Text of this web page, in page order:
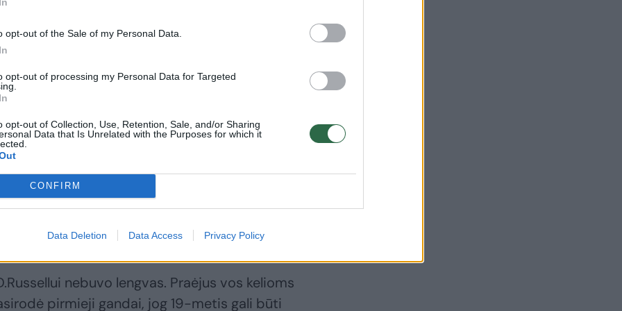
opt-out of the Sale of my Personal Data.
opt-out of processing my Personal Data for Targeted
opt-out of Collection, Use, Retention, Sale, and/or Sharing
Data that Is Unrelated with the Purposes for which it
CONFIRM
Data Deletion Data Access Privacy Policy
kilęs D‘Angelo Russellas į NBA lygą žengė 2015
gynėją pasikvietė antruoju šaukimu.
dėl daugelio dalykų. Prieš naujokų biržą
kiek mažiau atletiškais Jamesu Hardenu ar
visus sužavėjusi D.Russello savybė – atlikti
teisingais sprendimais prisidėti prie
nebuvo lengvas. Praėjus vos kelioms
pirmieji gandai, jog 19-metis gali būti